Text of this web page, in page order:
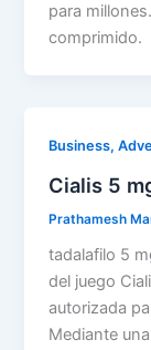
para
comprimido.
Business,
Cialis 5
Prathamesh
tadalafilo 5
del juego
autorizada
Mediante